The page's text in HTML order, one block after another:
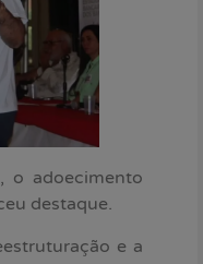
o adoecimento
destaque.
e a